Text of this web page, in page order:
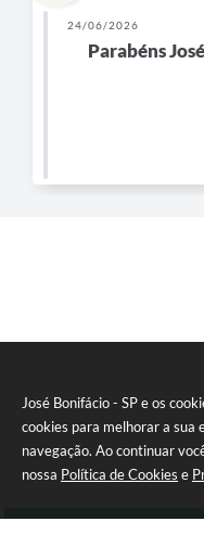
José Bonifácio - SP e os
cookies para melhorar a sua
navegação. Ao continuar
nossa Política de Cookies e
24/06/2026
Parabéns